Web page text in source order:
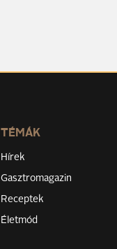
TÉMÁK
Hírek
Gasztromagazin
Receptek
Életmód